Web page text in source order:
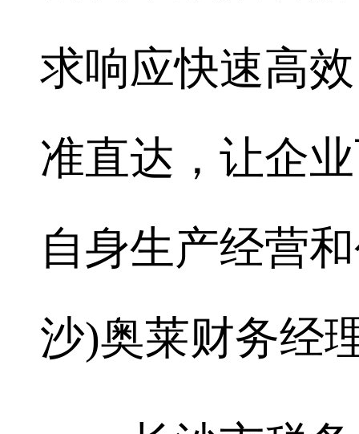
求响应快速高
准直达，让企
自身生产经营
沙)奥莱财务经